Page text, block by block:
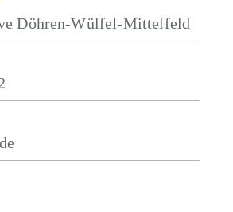
Döhren-Wülfel-Mittelfeld